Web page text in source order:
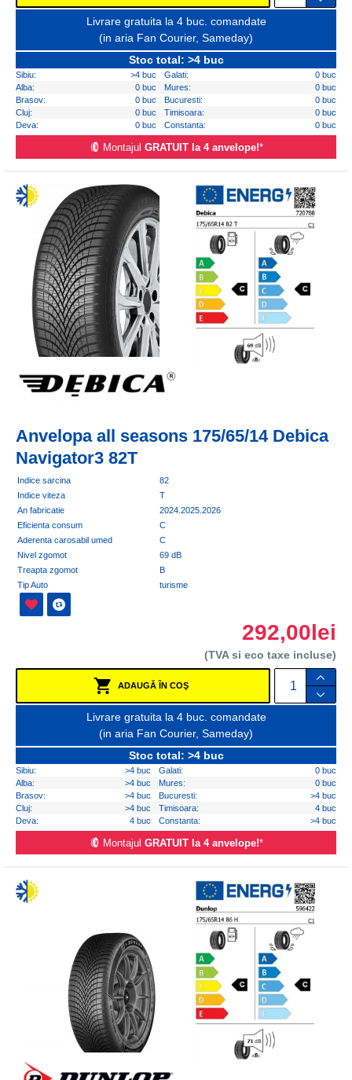
Livrare gratuita la 4 buc. comandate
(in aria Fan Courier, Sameday)
Stoc total: >4 buc
Sibiu: >4 buc Galati:
0 buc
Alba:
0 buc Mures:
0 buc
Brasov:
0 buc Bucuresti:
0 buc
Cluj:
0 buc Timisoara:
0 buc
Deva:
0 buc Constanta: 0 buc
Montajul GRATUIT la 4 anvelope!*
Anvelopa all seasons 175/65/14 Debica
Navigator3 82T
Indice sarcina
82
Indice viteza
T
An fabricatie
2024.2025.2026
Eficienta consum
C
Aderenta carosabil umed
C
Nivel zgomot
69 dB
Treapta zgomot
B
Tip Auto
turisme
292,00lei
(TVA si eco taxe incluse)
ADAUGĂ ÎN COŞ
Livrare gratuita la 4 buc. comandate
(in aria Fan Courier, Sameday)
Stoc total: >4 buc
Sibiu: >4 buc Galati:
0 buc
Alba:
>4 buc Mures:
0 buc
Brasov:
>4 buc Bucuresti:
>4 buc
Cluj:
>4 buc Timisoara:
4 buc
Deva:
4 buc Constanta: >4 buc
Montajul GRATUIT la 4 anvelope!*